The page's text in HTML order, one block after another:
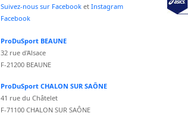
Suivez-nous sur Facebook et Instagram
Facebook
ProDuSport BEAUNE
32 rue d'Alsace
F-21200 BEAUNE
ProDuSport CHALON SUR SAÔNE
41 rue du Châtelet
F-71100 CHALON SUR SAÔNE